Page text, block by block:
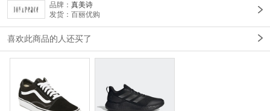
品牌： 真美诗
发货：百丽优购
喜欢此商品的人还买了